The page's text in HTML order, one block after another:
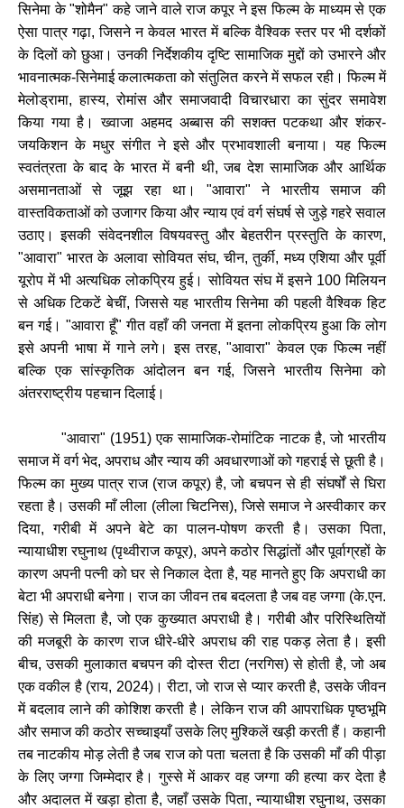
सिनेमा के"शोमैन"कहे जाने वाले राज कपूर ने इस फिल्म के माध्यम से एक
ऐसा पात्र गढ़ा,जिसने न केवल भारत में बल्कि वैश्विक स्तर पर भी दर्शकों
के दिलों को छुआ। उनकी निर्देशकीय दृष्टि सामाजिक मुद्दों को उभारने और
भावनात्मक-सिनेमाई कलात्मकता को संतुलित करने में सफल रही। फिल्म में
मेलोड्रामा,हास्य,रोमांस और समाजवादी विचारधारा का सुंदर समावेश
किया गया है। ख्वाजा अहमद अब्बास की सशक्त पटकथा और शंकर-
जयकिशन के मधुर संगीत ने इसे और प्रभावशाली बनाया। यह फिल्म
स्वतंत्रता के बाद के भारत में बनी थी,जब देश सामाजिक और आर्थिक
असमानताओं
से जूझ रहा था। "आवारा"ने भारतीय समाज
की
वास्तविकताओं को उजागर किया और न्याय एवं वर्ग संघर्ष से जुड़े गहरे सवाल
उठाए।
इसकी संवेदनशील विषयवस्तु और बेहतरीन प्रस्तुति के कारण,
"आवारा"भारत के अलावा सोवियत संघ,चीन,तुर्की,मध्य एशिया और पूर्वी
यूरोप में भी अत्यधिक लोकप्रिय हुई। सोवियत संघ में इसने100मिलियन
से अधिक टिकटें बेचीं,जिससे यह भारतीय सिनेमा की पहली वैश्विक हिट
बन गई। "आवारा हूँ"गीत वहाँ की जनता में इतना लोकप्रिय हुआ कि लोग
इसे अपनी भाषा में गाने लगे। इस तरह, "आवारा"केवल एक फिल्म नहीं
बल्कि एक सांस्कृतिक आंदोलन बन गई,जिसने भारतीय सिनेमा को
अंतरराष्ट्रीय पहचान दिलाई।
"आवारा" (1951)एक सामाजिक-रोमांटिक नाटक है,जो भारतीय
समाज में वर्ग भेद,अपराध और न्याय की अवधारणाओं को गहराई से छूती है।
फिल्म का मुख्य पात्र राज(राज कपूर)है,जो बचपन से ही संघर्षों से घिरा
रहता है। उसकी माँ लीला (लीला चिटनिस),जिसे समाज ने अस्वीकार कर
दिया,गरीबी में अपने बेटे का पालन-पोषण करती है। उसका पिता,
न्यायाधीश रघुनाथ(पृथ्वीराज कपूर), अपने कठोर सिद्धांतों और पूर्वाग्रहों के
कारण अपनी पत्नी को घर से निकाल देता है,यह मानते हुए कि अपराधी का
बेटा भी अपराधी बनेगा। राज का जीवन तब बदलता है जब वह जग्गा (के.एन.
सिंह)से मिलता है,जो एक कुख्यात अपराधी है। गरीबी और परिस्थितियों
की मजबूरी के कारण राज धीरे-धीरे अपराध की राह पकड़ लेता है। इसी
बीच,उसकी मुलाकात बचपन की दोस्त रीटा(नरगिस)से होती है,जो अब
एक वकील है(राय, 2024)। रीटा,जो राज से प्यार करती है,उसके जीवन
में बदलाव लाने की कोशिश करती है। लेकिन राज की आपराधिक पृष्ठभूमि
और समाज की कठोर सच्चाइयाँ उसके लिए मुश्किलें खड़ी करती हैं। कहानी
तब नाटकीय मोड़ लेती है जब राज को पता चलता है कि उसकी माँ की पीड़ा
के लिए जग्गा जिम्मेदार है। गुस्से में आकर वह जग्गा की हत्या कर देता है
और अदालत में खड़ा होता है,जहाँ उसके पिता,न्यायाधीश रघुनाथ,उसका